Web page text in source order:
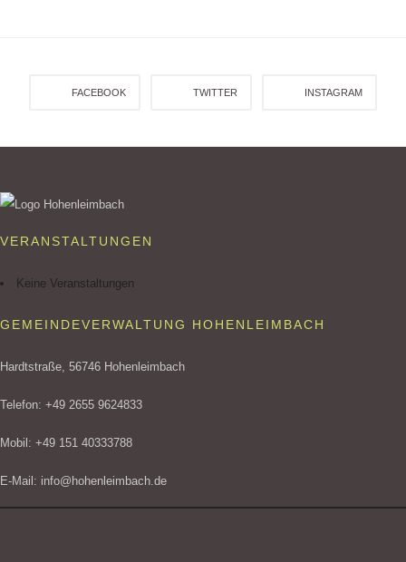
FACEBOOK TWITTER INSTAGRAM
VERANSTALTUNGEN
Keine Veranstaltungen
GEMEINDEVERWALTUNG HOHENLEIMBACH
Hardtstraße, 56746 Hohenleimbach
Telefon: +49 2655 9624833
Mobil: +49 151 40333788
E-Mail: info@hohenleimbach.de